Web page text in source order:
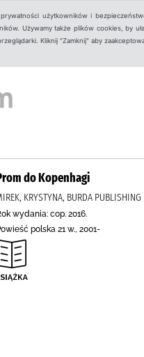
użytkowników i
Używamy także plików cookies, by
Kliknij "Zamknij" aby
do Kopenhagi
KRYSTYNA, BURDA
wydania: cop. 2016.
polska 21 w., 2001-